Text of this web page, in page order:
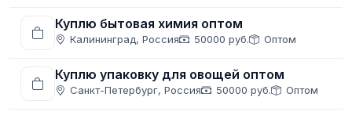
Куплю бытовая химия оптом
Калининград, Россия 50000 руб. Оптом
Куплю упаковку для овощей оптом
Санкт-Петербург, Россия 50000 руб. Оптом